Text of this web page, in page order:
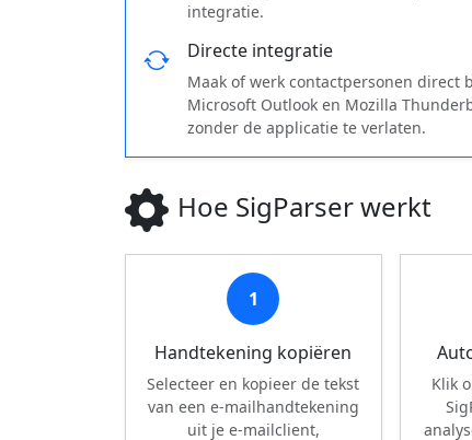
integratie.
Directe integratie
Maak of werk contactpersonen direct
Microsoft Outlook en Mozilla
zonder de applicatie te verlaten.
Hoe SigParser werkt
1
Handtekening kopiëren
Selecteer en kopieer de tekst
van een e-mailhandtekening
uit je e-mailclient,
Klik